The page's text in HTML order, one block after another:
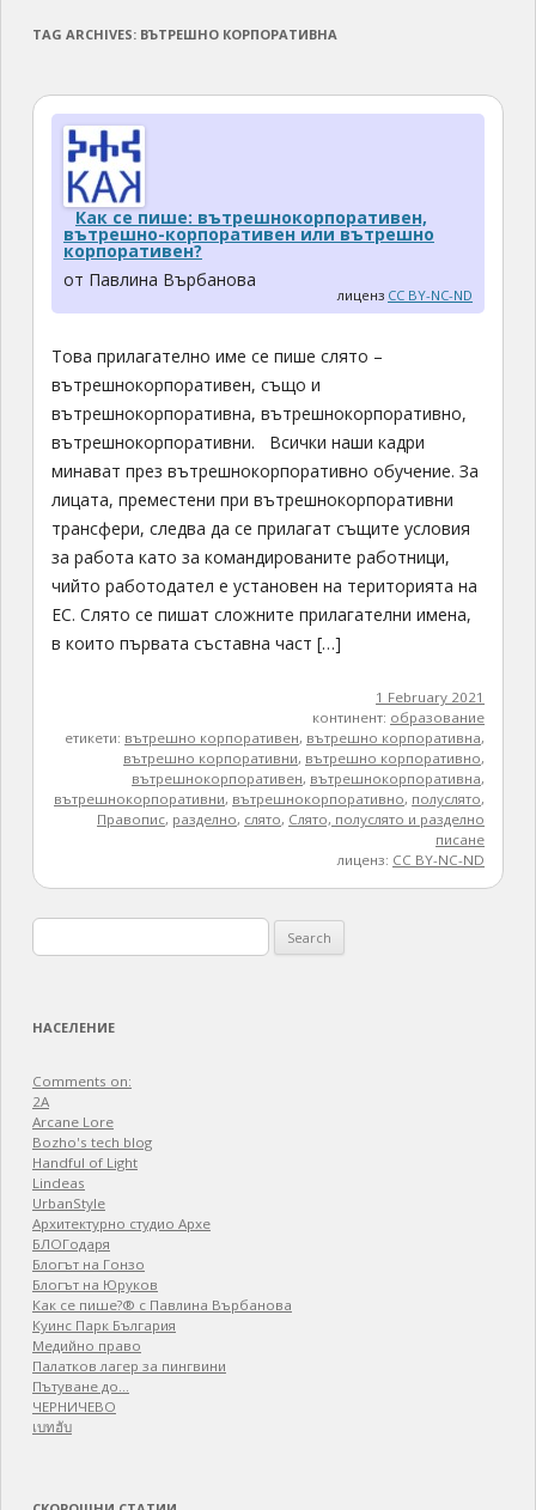
TAG ARCHIVES: ВЪТРЕШНО КОРПОРАТИВНА
Как се пише: вътрешнокорпоративен,
вътрешно-корпоративен или вътрешно
корпоративен?
от Павлина Върбанова
лиценз CC BY-NC-ND
Това прилагателно име се пише слято –
вътрешнокорпоративен, също и
вътрешнокорпоративна, вътрешнокорпоративно,
вътрешнокорпоративни. Всички наши кадри
минават през вътрешнокорпоративно обучение. За
лицата, преместени при вътрешнокорпоративни
трансфери, следва да се прилагат същите условия
за работа като за командированите работници,
чийто работодател е установен на територията на
ЕС. Слято се пишат сложните прилагателни имена,
в които първата съставна част […]
1 February 2021
континент: образование
етикети: вътрешно корпоративен, вътрешно корпоративна,
вътрешно корпоративни, вътрешно корпоративно,
вътрешнокорпоративен, вътрешнокорпоративна,
вътрешнокорпоративни, вътрешнокорпоративно, полуслято,
Правопис, разделно, слято, Слято, полуслято и разделно
писане
лиценз: CC BY-NC-ND
for:
НАСЕЛЕНИЕ
Comments on:
2A
Arcane Lore
Bozho's tech blog
Handful of Light
Lindeas
UrbanStyle
Архитектурно студио Архе
БЛОГодаря
Блогът на Гонзо
Блогът на Юруков
Как се пише?® с Павлина Върбанова
Куинс Парк България
Медийно право
Палатков лагер зa пингвини
Пътуване до…
ЧЕРНИЧЕВО
เบทฮับ